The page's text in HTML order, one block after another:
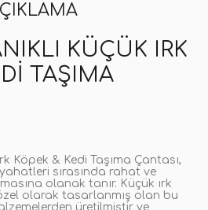
KÜÇÜK IRK
TAŞIMA
Köpek & Kedi Taşıma Çantası,
sırasında rahat ve
olanak tanır. Küçük ırk
olarak tasarlanmış olan bu
üretilmiştir ve